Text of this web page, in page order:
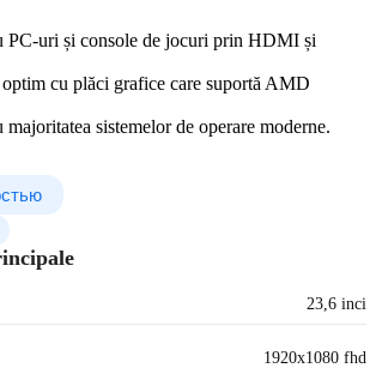
PC-uri și console de jocuri prin HDMI și
cu plăci grafice care suportă AMD
sistemelor de operare moderne.
23,6 inci
1920x1080 fhd